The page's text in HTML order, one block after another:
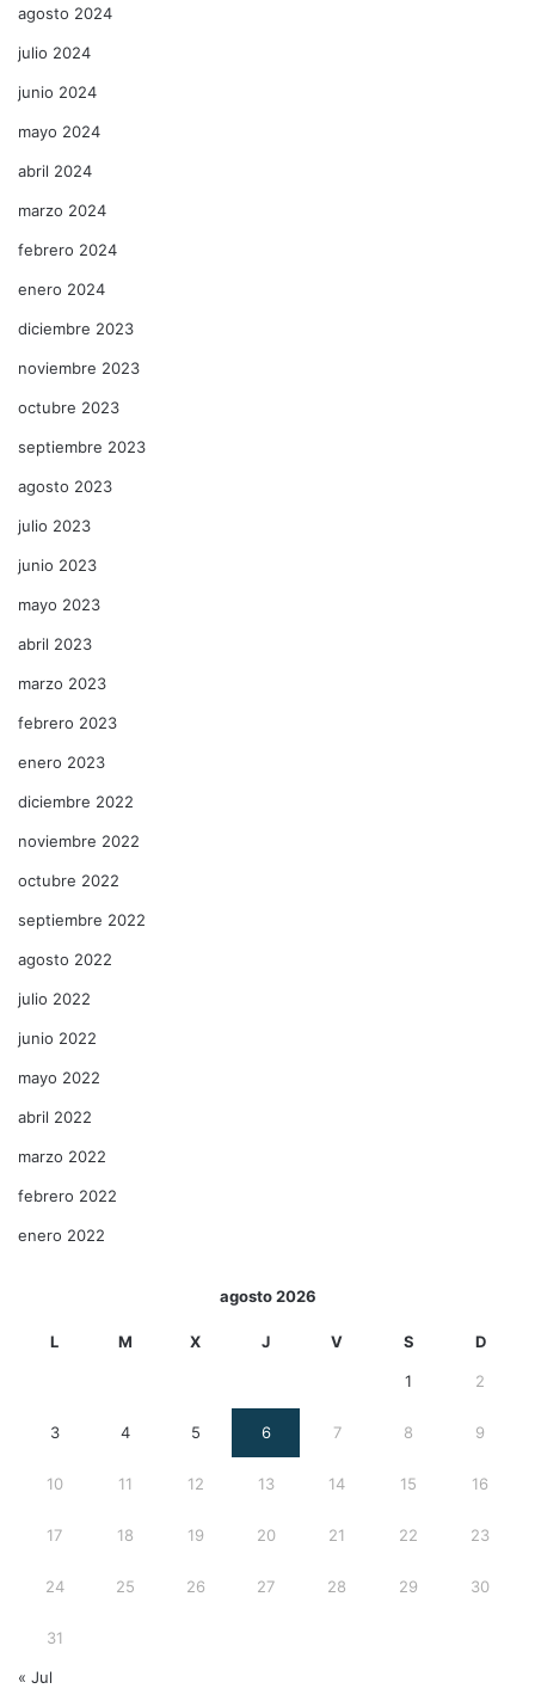
agosto 2024
julio 2024
junio 2024
mayo 2024
abril 2024
marzo 2024
febrero 2024
enero 2024
diciembre 2023
noviembre 2023
octubre 2023
septiembre 2023
agosto 2023
julio 2023
junio 2023
mayo 2023
abril 2023
marzo 2023
febrero 2023
enero 2023
diciembre 2022
noviembre 2022
octubre 2022
septiembre 2022
agosto 2022
julio 2022
junio 2022
mayo 2022
abril 2022
marzo 2022
febrero 2022
enero 2022
agosto 2026
L M X J V S D
1 2
3 4 5 6 7 8 9
10 11 12 13 14 15 16
17 18 19 20 21 22 23
24 25 26 27 28 29 30
31
« Jul